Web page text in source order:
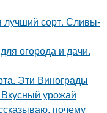
лучший сорт. Сливы-
огорода и дачи.
Эти Винограды
урожай
почему